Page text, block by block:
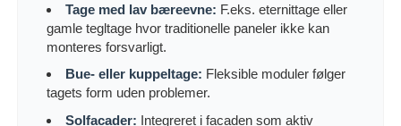
Tage med lav bæreevne: F.eks. eternittage eller
gamle tegltage hvor traditionelle paneler ikke kan
monteres forsvarligt.
Bue- eller kuppeltage: Fleksible moduler følger
tagets form uden problemer.
Solfacader: Integreret i facaden som aktiv